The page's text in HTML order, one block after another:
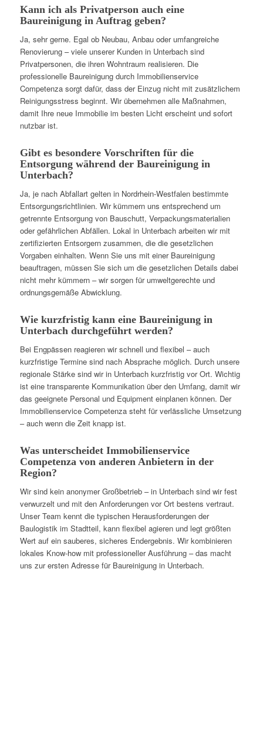
Kann ich als Privatperson auch eine
Baureinigung in Auftrag geben?
Ja, sehr gerne. Egal ob Neubau, Anbau oder umfangreiche
Renovierung – viele unserer Kunden in Unterbach sind
Privatpersonen, die ihren Wohntraum realisieren. Die
professionelle Baureinigung durch Immobilienservice
Competenza sorgt dafür, dass der Einzug nicht mit zusätzlichem
Reinigungsstress beginnt. Wir übernehmen alle Maßnahmen,
damit Ihre neue Immobilie im besten Licht erscheint und sofort
nutzbar ist.
Gibt es besondere Vorschriften für die
Entsorgung während der Baureinigung in
Unterbach?
Ja, je nach Abfallart gelten in Nordrhein-Westfalen bestimmte
Entsorgungsrichtlinien. Wir kümmern uns entsprechend um
getrennte Entsorgung von Bauschutt, Verpackungsmaterialien
oder gefährlichen Abfällen. Lokal in Unterbach arbeiten wir mit
zertifizierten Entsorgern zusammen, die die gesetzlichen
Vorgaben einhalten. Wenn Sie uns mit einer Baureinigung
beauftragen, müssen Sie sich um die gesetzlichen Details dabei
nicht mehr kümmern – wir sorgen für umweltgerechte und
ordnungsgemäße Abwicklung.
Wie kurzfristig kann eine Baureinigung in
Unterbach durchgeführt werden?
Bei Engpässen reagieren wir schnell und flexibel – auch
kurzfristige Termine sind nach Absprache möglich. Durch unsere
regionale Stärke sind wir in Unterbach kurzfristig vor Ort. Wichtig
ist eine transparente Kommunikation über den Umfang, damit wir
das geeignete Personal und Equipment einplanen können. Der
Immobilienservice Competenza steht für verlässliche Umsetzung
– auch wenn die Zeit knapp ist.
Was unterscheidet Immobilienservice
Competenza von anderen Anbietern in der
Region?
Wir sind kein anonymer Großbetrieb – in Unterbach sind wir fest
verwurzelt und mit den Anforderungen vor Ort bestens vertraut.
Unser Team kennt die typischen Herausforderungen der
Baulogistik im Stadtteil, kann flexibel agieren und legt größten
Wert auf ein sauberes, sicheres Endergebnis. Wir kombinieren
lokales Know-how mit professioneller Ausführung – das macht
uns zur ersten Adresse für Baureinigung in Unterbach.